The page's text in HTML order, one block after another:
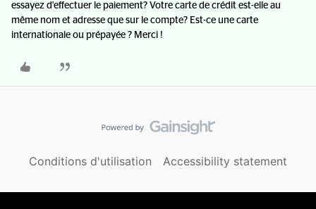
essayez d'effectuer le paiement? Votre carte de crédit est-elle au
même nom et adresse que sur le compte? Est-ce une carte
internationale ou prépayée ? Merci !
Conditions d'utilisation Accessibility statement